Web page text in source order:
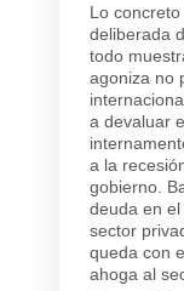
Lo
deliberada
todo
agoniza no
a devaluar
a la
gobierno.
deuda en
sector
queda con
ahoga al